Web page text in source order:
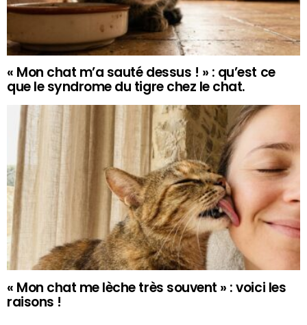
« Mon chat m’a sauté dessus ! » : qu’est ce
que le syndrome du tigre chez le chat.
« Mon chat me lèche très souvent » : voici les
raisons !